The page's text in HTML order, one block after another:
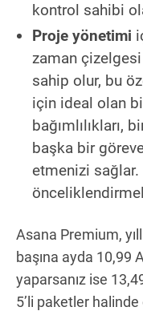
kontrol sahibi
Proje yönetimi
zaman
sahip olur, bu
için ideal olan
bağımlılıkları,
başka bir
etmenizi
Asana Premium,
başına ayda 10,99
yaparsanız ise
5’li paketler